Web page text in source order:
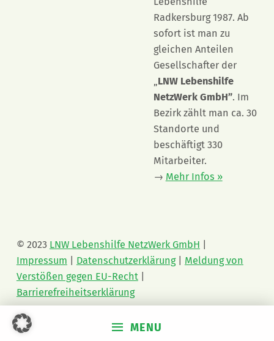
MENU
Radkersburg 1987. Ab
sofort ist man zu
gleichen Anteilen
Gesellschafter der
„LNW Lebenshilfe
NetzWerk GmbH”. Im
Bezirk zählt man ca. 30
Standorte und
beschäftigt 330
Mitarbeiter.
→ Mehr Infos »
© 2023 LNW Lebenshilfe NetzWerk GmbH
Impressum
Datenschutzerklärung
Meldung von
Verstößen gegen EU-Recht|
Barrierefreiheitserklärung